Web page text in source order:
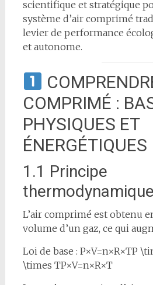
scientifique et stratégique
système d’air comprimé
levier de performance
et autonome.
COMPRIMÉ :
PHYSIQUES ET
ÉNERGÉTIQUES
1.1 Principe
thermodynamique
L’air comprimé est obtenu
volume d’un gaz, ce qui
Loi de base : P×V=n×R×TP
\times TP×V=n×R×T